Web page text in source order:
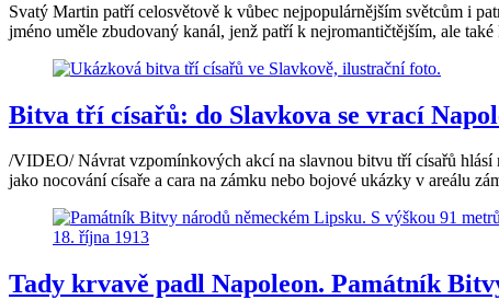
Svatý Martin patří celosvětově k vůbec nejpopulárnějším světcům i
jméno uměle zbudovaný kanál, jenž patří k nejromantičtějším, ale
Bitva tří císařů: do Slavkova se vrací
/VIDEO/ Návrat vzpomínkových akcí na slavnou bitvu tří císařů hlásí
jako nocování císaře a cara na zámku nebo bojové ukázky v areálu
Tady krvavě padl Napoleon. Památník